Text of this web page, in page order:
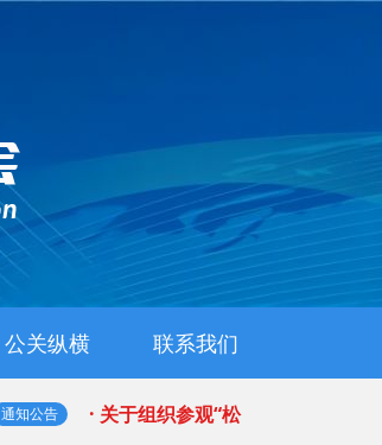
公关纵横 联系我们
通知公告 · 关于组织参观“松